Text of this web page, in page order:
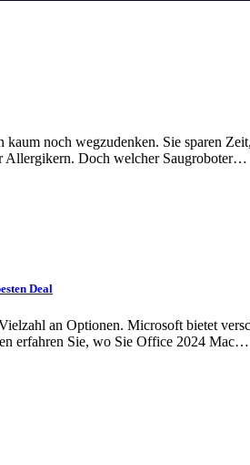
noch wegzudenken. Sie sparen
Allergikern. Doch welcher Saugroboter…
Deal
an Optionen. Microsoft bietet
erfahren Sie, wo Sie Office 2024 Mac…